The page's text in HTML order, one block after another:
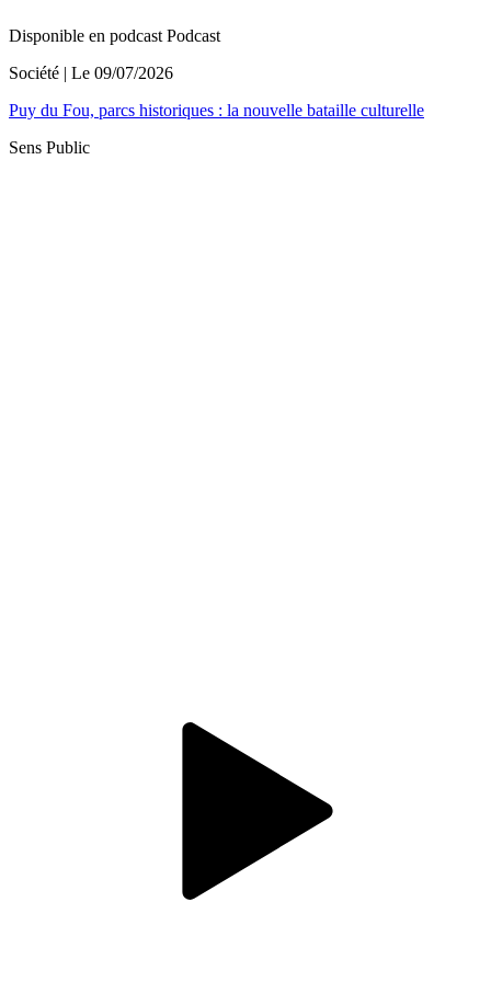
Disponible en podcast Podcast
Société | Le 09/07/2026
Puy du Fou, parcs historiques : la nouvelle bataille culturelle
Sens Public